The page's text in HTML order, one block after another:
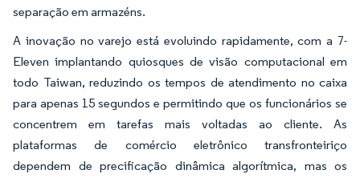
separação em armazéns.
A inovação no varejo está evoluindo rapidamente, com a 7-
Eleven implantando quiosques de visão computacional em
todo Taiwan, reduzindo os tempos de atendimento no caixa
para apenas 15 segundos e permitindo que os funcionários se
concentrem em tarefas mais voltadas ao cliente. As
plataformas de comércio eletrônico transfronteiriço
dependem de precificação dinâmica algorítmica, mas os